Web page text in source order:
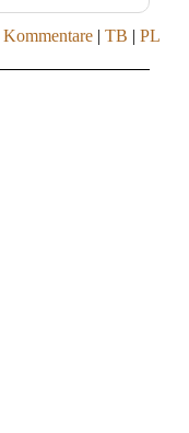
Kommentare | TB | PL